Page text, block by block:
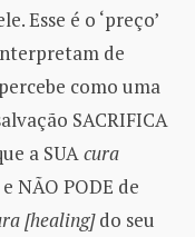
Esse é o ‘preço’
de
como uma
SACRIFICA
a SUAcura
NÃO PODE de
[healing]do seu